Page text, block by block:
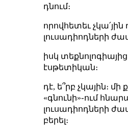
դնում։
որովհետեւ չկա՛յին
լուսադիոդների
իսկ
էսթետիկան։
դէ, ե՞րբ չկային։
«գնունի»֊ում
լուսադիոդների
բերել։